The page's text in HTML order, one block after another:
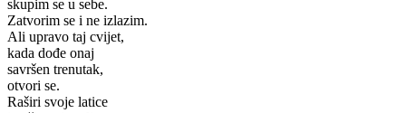
skupim se u sebe.
Zatvorim se i ne izlazim.
Ali upravo taj cvijet,
kada dođe onaj
savršen trenutak,
otvori se.
Raširi svoje latice